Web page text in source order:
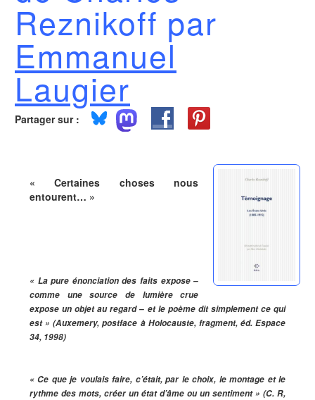
Reznikoff par
Emmanuel
Laugier
Partager sur :
« Certaines choses nous
entourent… »
« La pure énonciation des faits expose –
comme une source de lumière crue
expose un objet au regard – et le poème dit simplement ce qui
est » (Auxemery, postface à Holocauste, fragment, éd. Espace
34, 1998)
« Ce que je voulais faire, c’était, par le choix, le montage et le
rythme des mots, créer un état d’âme ou un sentiment » (C. R,